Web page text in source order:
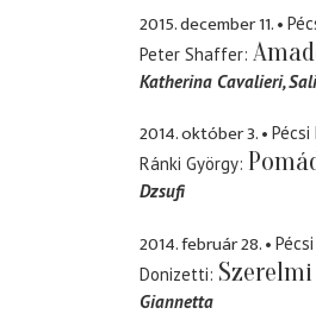
2015. december 11.
Peter Shaffer
Katherina Cavalieri
2014. október 3.
Ránki György
Dzsufi
2014. február 28.
Donizetti
Giannetta